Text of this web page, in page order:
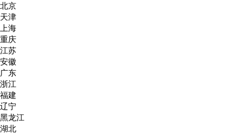
北京
天津
上海
重庆
江苏
安徽
广东
浙江
福建
辽宁
黑龙江
湖北